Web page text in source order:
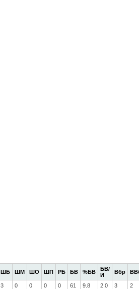
ШБ ШМ ШО ШП РБ БВ %БВ
БВ/
И
Вбр
3 0 0 0 0 61 9.8 2.0 3 2